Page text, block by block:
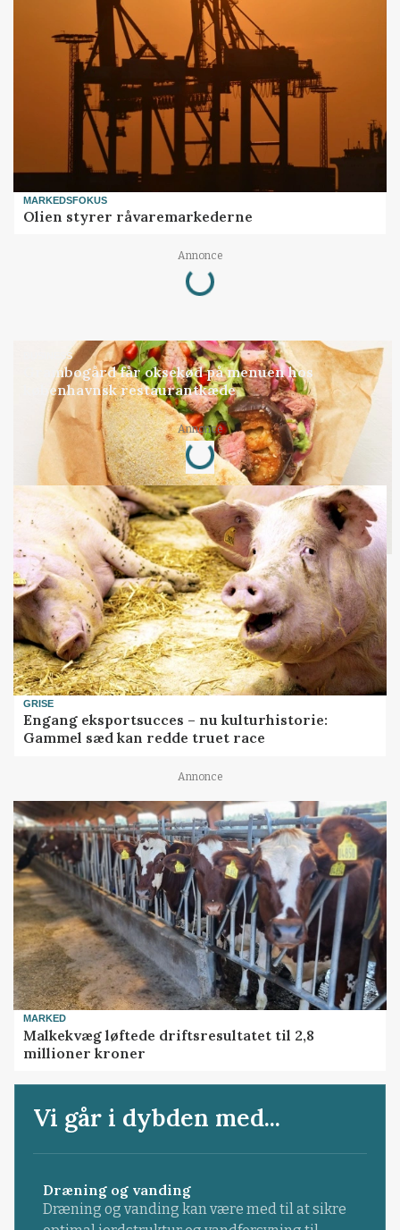
MARKEDSFOKUS
Olien styrer råvaremarkederne
Annonce
Loading...
BUSINESS
Grambogård får oksekød på menuen hos
københavnsk restaurantkæde
Annonce
Loading...
GRISE
Engang eksportsucces – nu kulturhistorie:
Gammel sæd kan redde truet race
Annonce
MARKED
Malkekvæg løftede driftsresultatet til 2,8
millioner kroner
Vi går i dybden med...
Dræning og vanding
Dræning og vanding kan være med til at sikre